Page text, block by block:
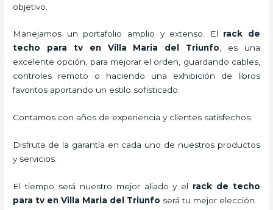
objetivo.
Manejamos un portafolio amplio y extenso. El rack de
techo para tven Villa Maria del Triunfo, es una
excelente opción, para mejorar el orden, guardando cables,
controles remoto o haciendo una exhibición de libros
favoritos aportando un estilo sofisticado.
Contamos con años de experiencia y clientes satisfechos.
Disfruta de la garantía en cada uno de nuestros productos
y servicios.
El tiempo será nuestro mejor aliado y el rack de techo
para tv en Villa Maria del Triunfo será tu mejor elección.